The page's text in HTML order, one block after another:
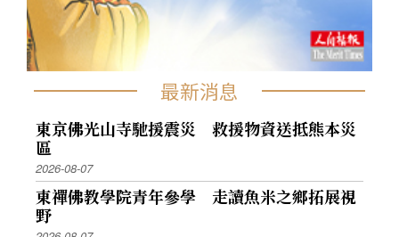
最新消息
東京佛光山寺馳援震災 救援物資送抵熊本災
區
2026-08-07
東禪佛教學院青年參學 走讀魚米之鄉拓展視
野